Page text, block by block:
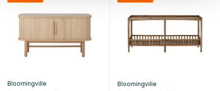
Bloomingville
Bloomingville